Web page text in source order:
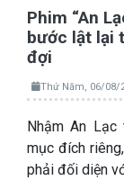
Phim “An
bước lật lại
đợi
Thứ Năm, 06/08/
Nhậm An
mục đích
phải đối diện